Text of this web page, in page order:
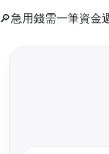
🔎急用錢需一筆資金